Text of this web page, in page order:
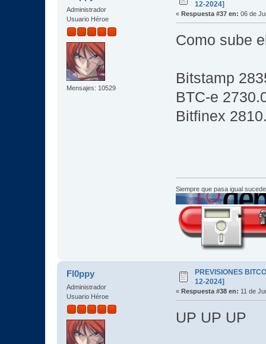
Administrador
Usuario Héroe
Mensajes: 10529
12-2024]
« Respuesta #37 en: 06 de
Como sube
Bitstamp
BTC-e
Bitfinex
Siempre que pasa igual
Fl0ppy
Administrador
Usuario Héroe
PREVISIONES
12-2024]
« Respuesta #38 en: 11 de
UP UP UP